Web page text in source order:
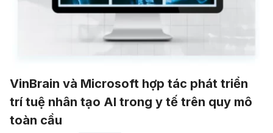
VinBrain và Microsoft hợp tác phát triển
trí tuệ nhân tạo AI trong y tế trên quy mô
toàn cầu